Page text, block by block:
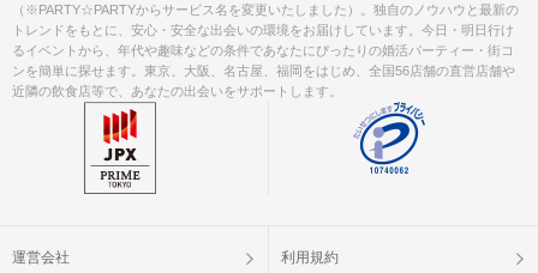
（※PARTY☆PARTYからサービス名を変更いたしました）。独自のノウハウと最新の
トレンドをもとに、安心・安全な出会いの環境をお届けしています。今日・明日行け
るイベントから、年代や趣味などの条件であなたにぴったりの婚活パーティー・街コ
ンを簡単に探せます。東京、大阪、名古屋、福岡をはじめ、全国56店舗の直営店舗や
近隣の飲食店等で、あなたの出会いをサポートします。
運営会社 利用規約